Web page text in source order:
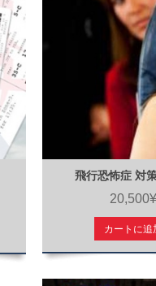
飛行恐怖症 対
20,500¥
カートに追